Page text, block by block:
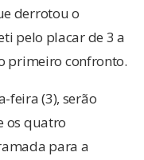
derrotou o
pelo placar de 3 a
primeiro confronto.
feira (3), serão
os quatro
para a